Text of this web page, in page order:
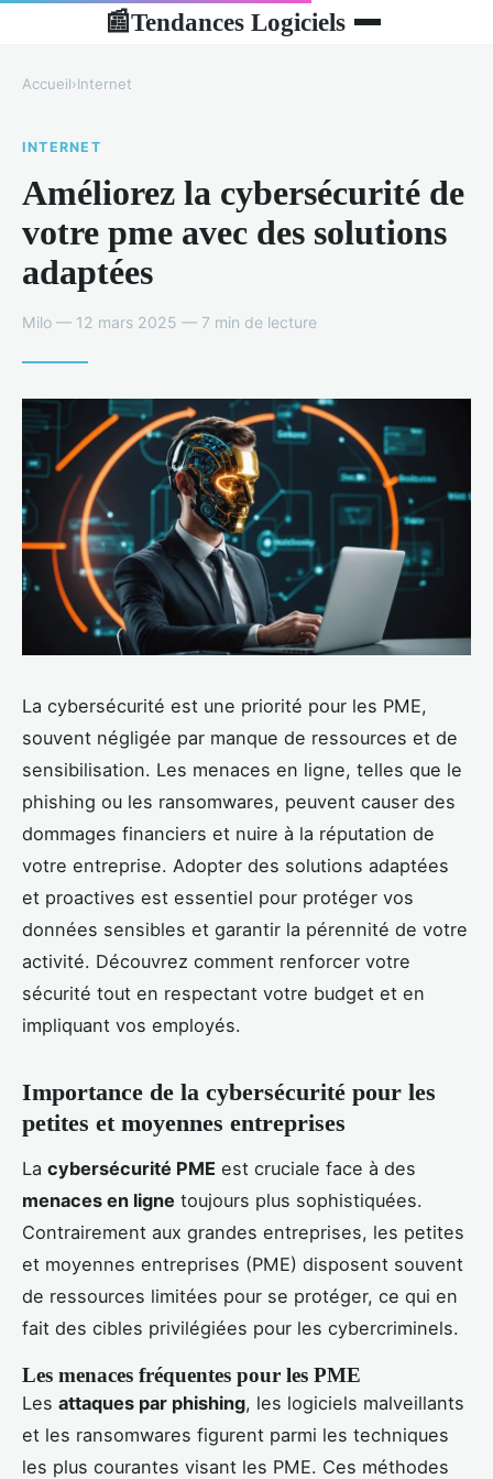
📰Tendances Logiciels
Accueil›Internet
INTERNET
Améliorez la cybersécurité de
votre pme avec des solutions
adaptées
Milo — 12 mars 2025 — 7 min de lecture
La cybersécurité est une priorité pour les PME,
souvent négligée par manque de ressources et de
sensibilisation. Les menaces en ligne, telles que le
phishing ou les ransomwares, peuvent causer des
dommages financiers et nuire à la réputation de
votre entreprise. Adopter des solutions adaptées
et proactives est essentiel pour protéger vos
données sensibles et garantir la pérennité de votre
activité. Découvrez comment renforcer votre
sécurité tout en respectant votre budget et en
impliquant vos employés.
Importance de la cybersécurité pour les
petites et moyennes entreprises
La cybersécurité PME est cruciale face à des
menaces en ligne toujours plus sophistiquées.
Contrairement aux grandes entreprises, les petites
et moyennes entreprises (PME) disposent souvent
de ressources limitées pour se protéger, ce qui en
fait des cibles privilégiées pour les cybercriminels.
Les menaces fréquentes pour les PME
Les attaques par phishing, les logiciels malveillants
et les ransomwares figurent parmi les techniques
les plus courantes visant les PME. Ces méthodes